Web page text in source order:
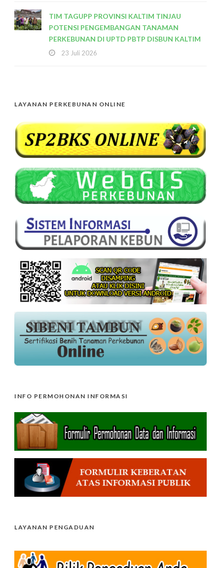
TIM TAGUPP PROVINSI KALTIM TINJAU
POTENSI PENGEMBANGAN TANAMAN
PERKEBUNAN DI UPTD PBTP DISBUN KALTIM
23 Juli 2026
LAYANAN PERKEBUNAN ONLINE
INFO PERMOHONAN INFORMASI
LAYANAN PENGADUAN